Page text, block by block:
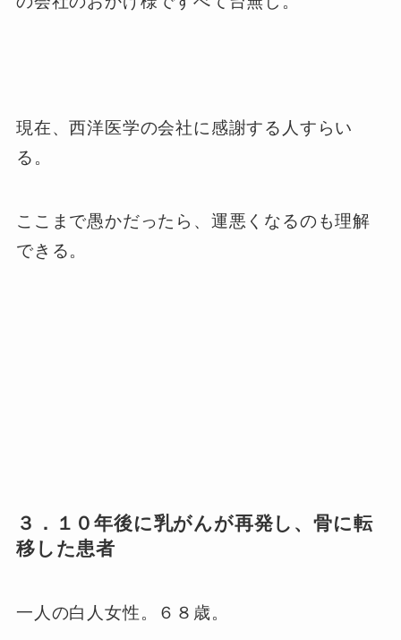
現在、西洋医学の会社に感謝する人すらい
る。
ここまで愚かだったら、運悪くなるのも理解
できる。
３．１０年後に乳がんが再発し、骨に転
移した患者
一人の白人女性。６８歳。